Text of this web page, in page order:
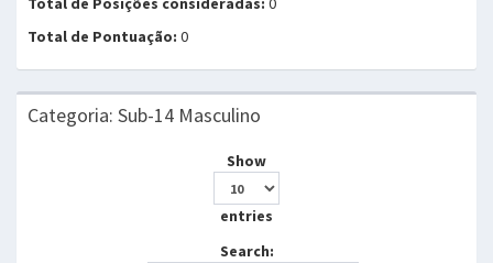
Total de Pontuação: 0
Categoria: Sub-14 Masculino
Show
entries
Search: